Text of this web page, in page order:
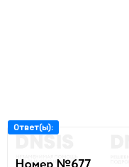
Ответ(ы):